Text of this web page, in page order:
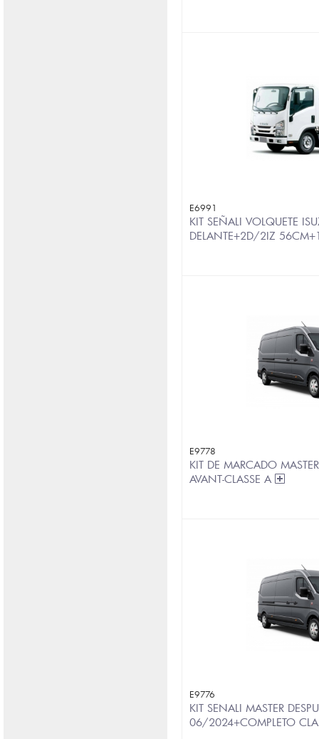
E6991
KIT SEÑALI VOLQUETE
DELANTE+2D/2IZ
E9778
KIT DE MARCADO
AVANT-CLASSE A
E9776
KIT SENALI MASTER
06/2024+COMPLETO